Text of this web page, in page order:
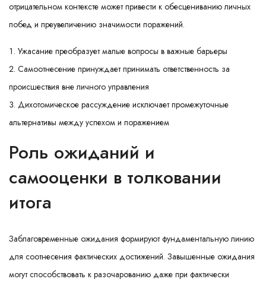
отрицательном контексте может привести к обесцениванию личных
побед и преувеличению значимости поражений.
Ужасание преобразует малые вопросы в важные барьеры
Самоотнесение принуждает принимать ответственность за
происшествия вне личного управления
Дихотомическое рассуждение исключает промежуточные
альтернативы между успехом и поражением
Роль ожиданий и
самооценки в толковании
итога
Заблаговременные ожидания формируют фундаментальную линию
для соотнесения фактических достижений. Завышенные ожидания
могут способствовать к разочарованию даже при фактически